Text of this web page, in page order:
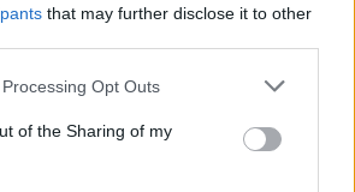
that may further disclose it to other
website/app uses one or more Google
or usage behaviour. You may click to
to Google and its third-party tags to
specified purposes in below Google
Opt Outs
of the Sharing of my
dei segreti: trama, cast e